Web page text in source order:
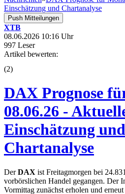
Einschätzung und Chartanalyse
Push Mitteilungen
XTB
08.06.2026 10:16 Uhr
997 Leser
Artikel bewerten:
(2)
DAX Prognose
08.06.26 -
Einschätzung und
Chartanalyse
DerDAX ist Freitagmorgen bei
vorbörslichen Handel gegangen. Der
Vormittag zunächst erholen und